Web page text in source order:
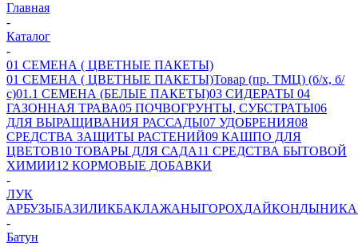
Главная
-
Каталог
-
01 СЕМЕНА ( ЦВЕТНЫЕ ПАКЕТЫ)
01 СЕМЕНА ( ЦВЕТНЫЕ ПАКЕТЫ)Товар (пр. ТМЦ) (б/х, б/
с)01.1 СЕМЕНА (БЕЛЫЕ ПАКЕТЫ)03 СИДЕРАТЫ 04
ГАЗОННАЯ ТРАВА05 ПОЧВОГРУНТЫ, СУБСТРАТЫ06
ДЛЯ ВЫРАЩИВАНИЯ РАССАДЫ07 УДОБРЕНИЯ08
СРЕДСТВА ЗАЩИТЫ РАСТЕНИЙ09 КАШПО ДЛЯ
ЦВЕТОВ10 ТОВАРЫ ДЛЯ САДА11 СРЕДСТВА БЫТОВОЙ
ХИМИИ12 КОРМОВЫЕ ДОБАВКИ
-
ЛУК
АРБУЗЫБАЗИЛИКБАКЛАЖАНЫГОРОХДАЙКОНДЫНИ
-
Батун